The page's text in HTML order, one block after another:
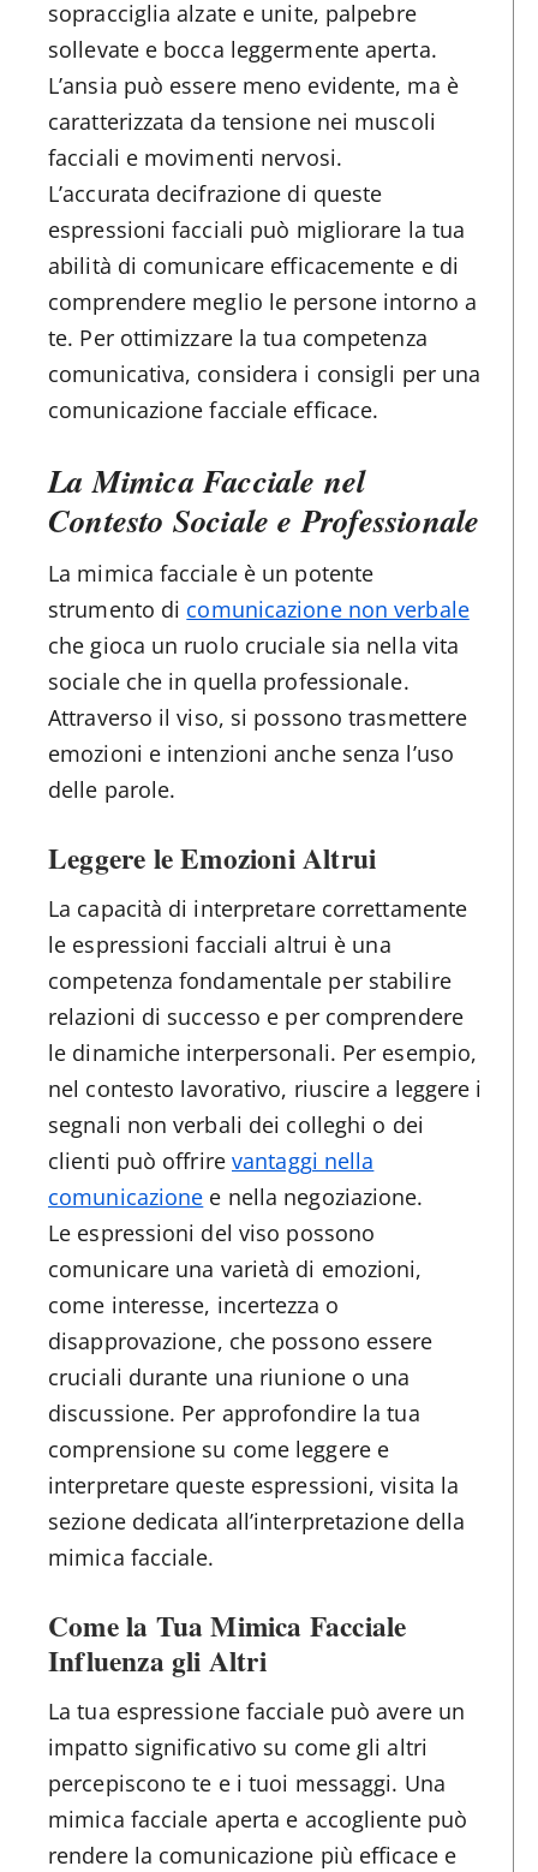
sopracciglia alzate e unite, palpebre
sollevate e bocca leggermente aperta.
L’ansia può essere meno evidente, ma è
caratterizzata da tensione nei muscoli
facciali e movimenti nervosi.
L’accurata decifrazione di queste
espressioni facciali può migliorare la tua
abilità di comunicare efficacemente e di
comprendere meglio le persone intorno a
te. Per ottimizzare la tua competenza
comunicativa, considera i consigli per una
comunicazione facciale efficace.
La Mimica Facciale nel
Contesto Sociale e Professionale
La mimica facciale è un potente
strumento di comunicazione non verbale
che gioca un ruolo cruciale sia nella vita
sociale che in quella professionale.
Attraverso il viso, si possono trasmettere
emozioni e intenzioni anche senza l’uso
delle parole.
Leggere le Emozioni Altrui
La capacità di interpretare correttamente
le espressioni facciali altrui è una
competenza fondamentale per stabilire
relazioni di successo e per comprendere
le dinamiche interpersonali. Per esempio,
nel contesto lavorativo, riuscire a leggere i
segnali non verbali dei colleghi o dei
clienti può offrire vantaggi nella
comunicazione e nella negoziazione.
Le espressioni del viso possono
comunicare una varietà di emozioni,
come interesse, incertezza o
disapprovazione, che possono essere
cruciali durante una riunione o una
discussione. Per approfondire la tua
comprensione su come leggere e
interpretare queste espressioni, visita la
sezione dedicata all’interpretazione della
mimica facciale.
Come la Tua Mimica Facciale
Influenza gli Altri
La tua espressione facciale può avere un
impatto significativo su come gli altri
percepiscono te e i tuoi messaggi. Una
mimica facciale aperta e accogliente può
rendere la comunicazione più efficace e